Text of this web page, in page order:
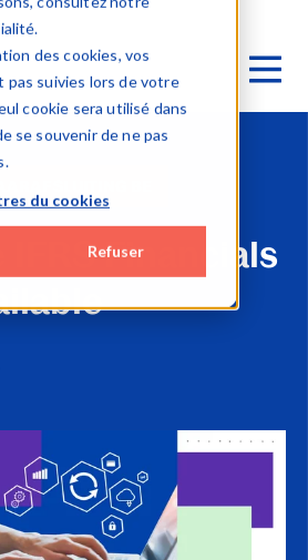
des cookies, vos
suivies lors de votre
cookie sera utilisé dans
se souvenir de ne pas
du cookies
Refuser
IFRS Financials